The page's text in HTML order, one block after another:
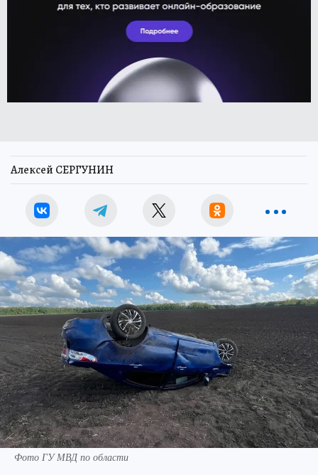
Алексей СЕРГУНИН
Фото ГУ МВД по области